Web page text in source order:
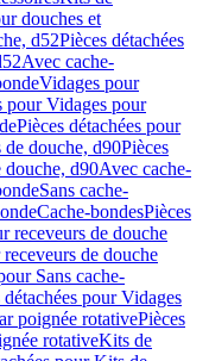
douches et
d52Pièces détachées
Avec cache-
Vidages pour
pour Vidages pour
Pièces détachées pour
de douche, d90Pièces
douche, d90Avec cache-
Sans cache-
Cache-bondesPièces
receveurs de douche
de douche
Sans cache-
détachées pour Vidages
poignée rotativePièces
rotativeKits de